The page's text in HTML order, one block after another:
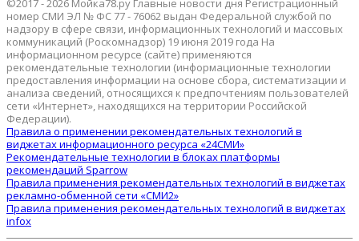
©2017 - 2026 Мойка78.ру Главные новости дня Регистрационный
номер СМИ ЭЛ № ФС 77 - 76062 выдан Федеральной службой по
надзору в сфере связи, информационных технологий и массовых
коммуникаций (Роскомнадзор) 19 июня 2019 года На
информационном ресурсе (сайте) применяются
рекомендательные технологии (информационные технологии
предоставления информации на основе сбора, систематизации и
анализа сведений, относящихся к предпочтениям пользователей
сети «Интернет», находящихся на территории Российской
Федерации).
Правила о применении рекомендательных технологий в
виджетах информационного ресурса «24СМИ»
Рекомендательные технологии в блоках платформы
рекомендаций Sparrow
Правила применения рекомендательных технологий в виджетах
рекламно-обменной сети «СМИ2»
Правила применения рекомендательных технологий в виджетах
infox